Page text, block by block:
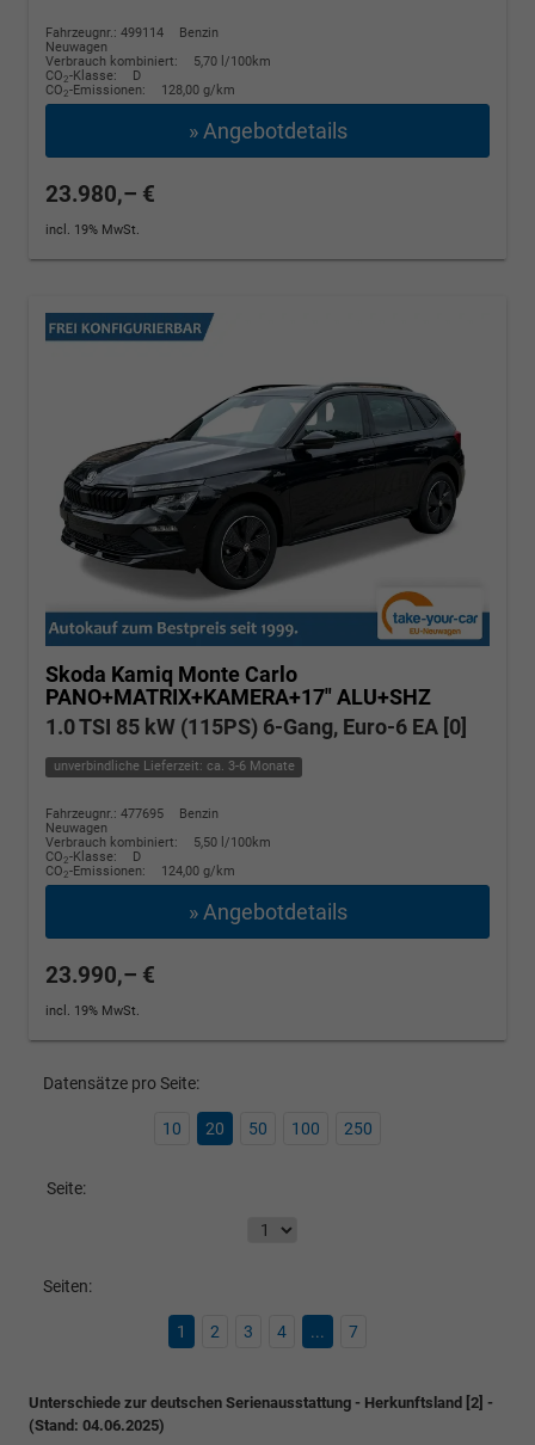
Fahrzeugnr.: 499114
Benzin
Neuwagen
Verbrauch kombiniert:
5,70 l/100km
CO2-Klasse:
D
CO2-Emissionen: 128,00 g/km
» Angebotdetails
23.980,– €
incl. 19% MwSt.
Skoda Kamiq Monte Carlo
PANO+MATRIX+KAMERA+17" ALU+SHZ
1.0 TSI 85 kW (115PS) 6-Gang, Euro-6 EA [0]
unverbindliche Lieferzeit: ca. 3-6 Monate
Fahrzeugnr.: 477695
Benzin
Neuwagen
Verbrauch kombiniert:
5,50 l/100km
CO2-Klasse:
D
CO2-Emissionen: 124,00 g/km
» Angebotdetails
23.990,– €
incl. 19% MwSt.
Datensätze pro Seite:
10 20 50 100 250
Seite:
Seiten:
1 2 3 4 ... 7
Unterschiede zur deutschen Serienausstattung - Herkunftsland [2] -
(Stand: 04.06.2025)